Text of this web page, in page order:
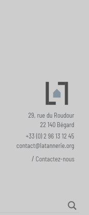
29, rue du Roudour
22 140 Bégard
+33 (0) 2 96 13 12 45
contact@latannerie.org
/ Contactez-nous